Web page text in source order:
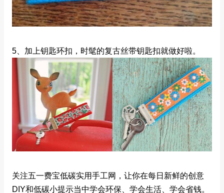
5、加上钥匙环扣，时髦的复古丝带钥匙扣就做好啦。
关注五一费宝低碳实用手工网，让你在每日新鲜的创意
DIY和低碳小提示当中学会环保、学会生活、学会省钱。